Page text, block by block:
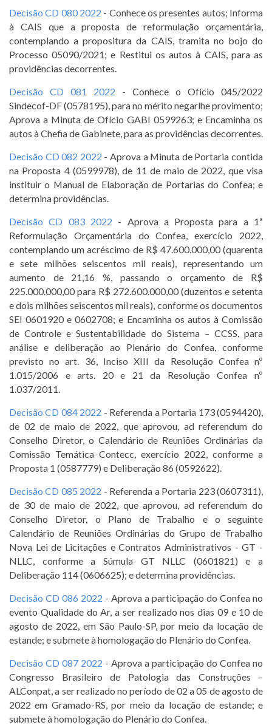
Decisão CD 080 2022 - Conhece os presentes autos; Informa
à CAIS que a proposta de reformulação orçamentária,
contemplando a propositura da CAIS, tramita no bojo do
Processo 05090/2021; e Restitui os autos à CAIS, para as
providências decorrentes.
Decisão CD 081 2022 - Conhece o Ofício 045/2022
Sindecof-DF (0578195), para no mérito negarlhe provimento;
Aprova a Minuta de Ofício GABI 0599263; e Encaminha os
autos à Chefia de Gabinete, para as providências decorrentes.
Decisão CD 082 2022 - Aprova a Minuta de Portaria contida
na Proposta 4 (0599978), de 11 de maio de 2022, que visa
instituir o Manual de Elaboração de Portarias do Confea; e
determina providências.
Decisão CD 083 2022 - Aprova a Proposta para a 1ª
Reformulação Orçamentária do Confea, exercício 2022,
contemplando um acréscimo de R$ 47.600.000,00 (quarenta
e sete milhões seiscentos mil reais), representando um
aumento de 21,16 %, passando o orçamento de R$
225.000.000,00 para R$ 272.600.000,00 (duzentos e setenta
e dois milhões seiscentos mil reais), conforme os documentos
SEI 0601920 e 0602708; e Encaminha os autos à Comissão
de Controle e Sustentabilidade do Sistema – CCSS, para
análise e deliberação ao Plenário do Confea, conforme
previsto no art. 36, Inciso XIII da Resolução Confea nº
1.015/2006 e arts. 20 e 21 da Resolução Confea nº
1.037/2011.
Decisão CD 084 2022 - Referenda a Portaria 173 (0594420),
de 02 de maio de 2022, que aprovou, ad referendum do
Conselho Diretor, o Calendário de Reuniões Ordinárias da
Comissão Temática Contecc, exercício 2022, conforme a
Proposta 1 (0587779) e Deliberação 86 (0592622).
Decisão CD 085 2022 - Referenda a Portaria 223 (0607311),
de 30 de maio de 2022, que aprovou, ad referendum do
Conselho Diretor, o Plano de Trabalho e o seguinte
Calendário de Reuniões Ordinárias do Grupo de Trabalho
Nova Lei de Licitações e Contratos Administrativos - GT -
NLLC, conforme a Súmula GT NLLC (0601821) e a
Deliberação 114 (0606625); e determina providências.
Decisão CD 086 2022 - Aprova a participação do Confea no
evento Qualidade do Ar, a ser realizado nos dias 09 e 10 de
agosto de 2022, em São Paulo-SP, por meio da locação de
estande; e submete à homologação do Plenário do Confea.
Decisão CD 087 2022 - Aprova a participação do Confea no
Congresso Brasileiro de Patologia das Construções –
ALConpat, a ser realizado no período de 02 a 05 de agosto de
2022 em Gramado-RS, por meio da locação de estande; e
submete à homologação do Plenário do Confea.